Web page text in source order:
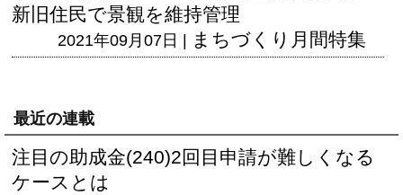
新旧住民で景観を維持管理
2021年09月07日 | まちづくり月間特集
最近の連載
注目の助成金(240)2回目申請が難しくなる
ケースとは